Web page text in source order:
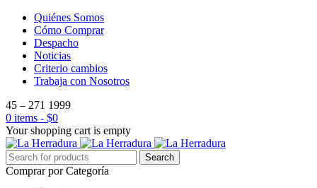
Quiénes Somos
Cómo Comprar
Despacho
Noticias
Criterio cambios
Trabaja con Nosotros
45 – 271 1999
0 items - $0
Your shopping cart is empty
Comprar por Categoría